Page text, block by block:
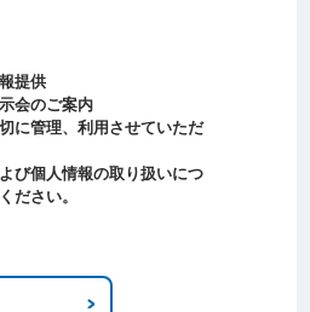
提供
会のご案内
に管理、利用させていただ
び個人情報の取り扱いにつ
ださい。